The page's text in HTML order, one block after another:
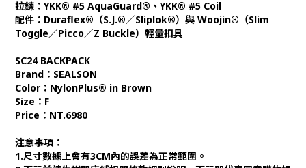
拉鍊：YKK® #5 AquaGuard®、YKK® #5 Coil
配件：Duraflex®（S.J.®／Sliplok®）與 Woojin®（Slim
Toggle／Picco／Z Buckle）輕量扣具
SC24 BACKPACK
Brand：SEALSON
Color：NylonPlus® in Brown
Size：F
Price：NT.6980
注意事項：
1.尺寸數據上會有3CM內的誤差為正常範圍。